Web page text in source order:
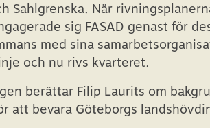
Sahlgrenska. När
sig FASAD genast för
med sina
och nu rivs kvarteret.
berättar Filip Laurits om
att bevara Göteborgs